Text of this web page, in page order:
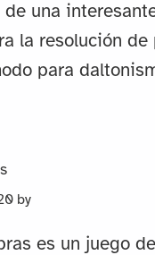
de una
la resolución de
para
by
es un juego